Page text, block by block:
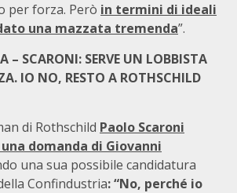
per forza. Però in termini di ideali
una mazzata tremenda”.
– SCARONI: SERVE UN LOBBISTA
IO NO, RESTO A ROTHSCHILD
di Rothschild Paolo Scaroni
domanda di Giovanni
una sua possibile candidatura
Confindustria: “No, perché io